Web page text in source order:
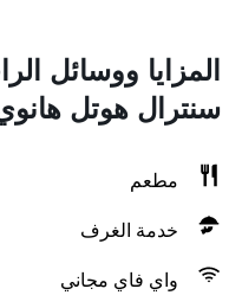
المزايا ووسائل
سنترال هوتل
مطعم
خدمة الغرف
واي فاي مجاني